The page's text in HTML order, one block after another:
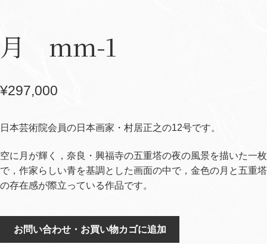
月 mm-1
¥297,000
日本芸術院会員の日本画家・村居正之の12号です。
空に月が輝く，奈良・興福寺の五重塔の夜の風景を描いた一枚
で，作家らしい青を基調とした画面の中で，金色の月と五重塔
の存在感が際立っている作品です。
月
mm-
お問い合わせ・お買い物カゴに追加